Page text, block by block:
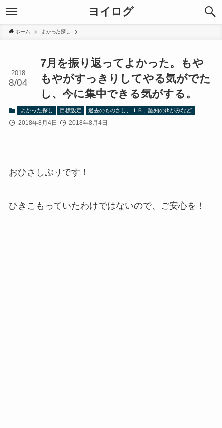
ヨイログ
ホーム よかった探し
7月を振り返ってよかった。もや
もやがすっきりしてやる気がでた
し、今に集中できる気がする。
2018
8/04
よかった探し 目標設定 過去のものさし、ＩＢ、認知のゆがみなど
2018年8月4日 2018年8月4日
おひさしぶりです！
ひきこもっていたわけではないので、ご安心を！